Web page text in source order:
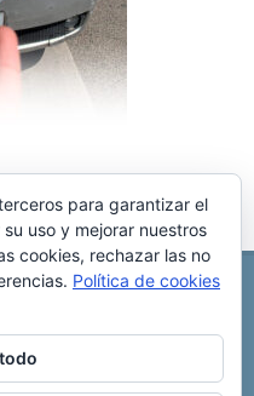
C/ Virgen del pilar, 6 ,
Centralita De Coche
para garantizar el
uso y mejorar nuestros
cookies, rechazar las no
Política de cookies